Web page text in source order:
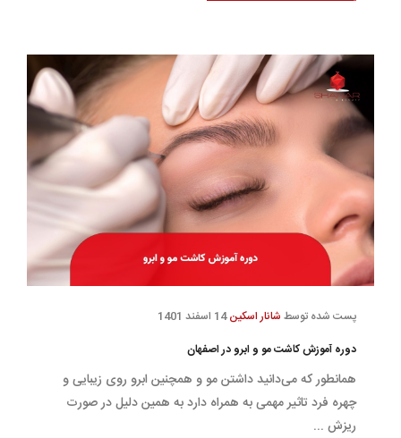
پست شده توسط شانار اسکین14 اسفند 1401
دوره آموزش کاشت مو و ابرو در اصفهان
همانطور که می‌دانید داشتن مو و همچنین ابرو روی زیبایی و
چهره فرد تاثیر مهمی به همراه دارد به همین دلیل در صورت
ریزش ...